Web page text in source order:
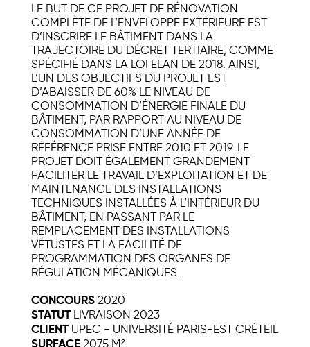
LE BUT DE CE PROJET DE RÉNOVATION
COMPLÈTE DE L’ENVELOPPE EXTÉRIEURE EST
D’INSCRIRE LE BÂTIMENT DANS LA
TRAJECTOIRE DU DÉCRET TERTIAIRE, COMME
SPÉCIFIÉ DANS LA LOI ELAN DE 2018. AINSI,
L’UN DES OBJECTIFS DU PROJET EST
D’ABAISSER DE 60% LE NIVEAU DE
CONSOMMATION D’ÉNERGIE FINALE DU
BÂTIMENT, PAR RAPPORT AU NIVEAU DE
CONSOMMATION D’UNE ANNÉE DE
RÉFÉRENCE PRISE ENTRE 2010 ET 2019. LE
PROJET DOIT ÉGALEMENT GRANDEMENT
FACILITER LE TRAVAIL D’EXPLOITATION ET DE
MAINTENANCE DES INSTALLATIONS
TECHNIQUES INSTALLÉES À L’INTÉRIEUR DU
BÂTIMENT, EN PASSANT PAR LE
REMPLACEMENT DES INSTALLATIONS
VÉTUSTES ET LA FACILITÉ DE
PROGRAMMATION DES ORGANES DE
RÉGULATION MÉCANIQUES.
CONCOURS2020
STATUTLIVRAISON 2023
CLIENTUPEC - UNIVERSITÉ PARIS-EST CRÉTEIL
SURFACE2075 M²